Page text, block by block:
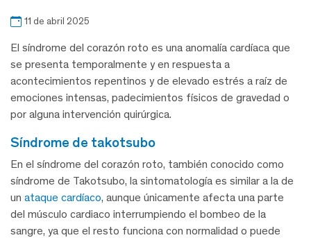
11 de abril 2025
El síndrome del corazón roto es una anomalía cardíaca que
se presenta temporalmente y en respuesta a
acontecimientos repentinos y de elevado estrés a raíz de
emociones intensas, padecimientos físicos de gravedad o
por alguna intervención quirúrgica.
síndrome de takotsubo
En el síndrome del corazón roto, también conocido como
síndrome de Takotsubo, la sintomatología es similar a la de
un ataque cardíaco, aunque únicamente afecta una parte
del músculo cardiaco interrumpiendo el bombeo de la
sangre, ya que el resto funciona con normalidad o puede